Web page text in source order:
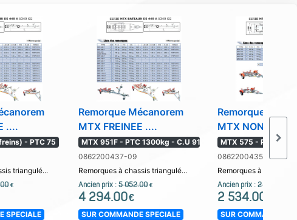
....
- PTC 75
triangulé...
€
SPECIALE
Remorque Mécanorem
MTX FREINEE ....
MTX 951F - PTC 1300kg - C.U 91
0862200437-09
Remorques à chassis triangulé...
Ancien prix :5 052.00€
4 294.00€
SUR COMMANDE SPECIALE
Remorque
MTX NON
MTX 575 - PTC 750
0862200435-06
Remorques à chassis
Ancien prix :2 982.00
2 534.00
SUR COMMANDE